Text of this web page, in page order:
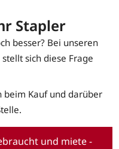
Stapler
besser? Bei unseren
sich diese Frage
beim Kauf und darüber
und miete -